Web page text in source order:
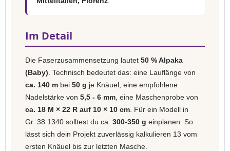
Im Detail
Die Faserzusammensetzung lautet 50 % Alpaka
(Baby) . Technisch bedeutet das: eine Lauflänge von
ca. 140 m bei 50 g je Knäuel, eine empfohlene
Nadelstärke von 5,5 - 6 mm , eine Maschenprobe von
ca. 18 M × 22 R auf 10 × 10 cm . Für ein Modell in
Gr. 38 1340 solltest du ca. 300-350 g einplanen. So
lässt sich dein Projekt zuverlässig kalkulieren 13 vom
ersten Knäuel bis zur letzten Masche.